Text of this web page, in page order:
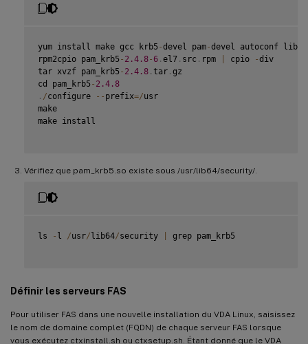
yum install make gcc krb5 -devel pam-devel autoconf
rpm2cpio pam_krb5 - 2.4 .8-6 . el7 . src . rpm cpio -div
tar xvzf pam_krb5 - 2.4 .8 . tar . gz
cd pam_krb5 - 2.4 .8
. /configure -- prefix=/usr
make
make install
Vérifiez que pam_krb5.so existe sous /usr/lib64/security/.
ls - l /usr/lib64/security grep pam_krb5
Définir les serveurs FAS
Pour utiliser FAS dans une nouvelle installation du VDA Linux, saisissez
le nom de domaine complet (FQDN) de chaque serveur FAS lorsque
vous exécutez ctxinstall.sh ou ctxsetup.sh. Étant donné que le VDA